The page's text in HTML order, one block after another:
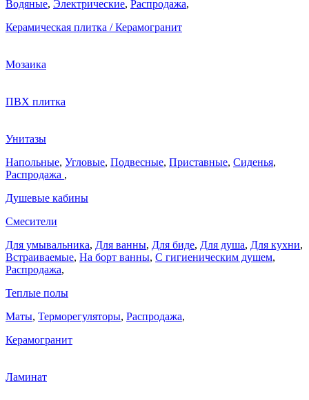
Водяные, Электрические, Распродажа,
Керамическая плитка / Керамогранит
Мозаика
ПВХ плитка
Унитазы
Напольные, Угловые, Подвесные, Приставные, Сиденья,
Распродажа ,
Душевые кабины
Смесители
Для умывальника, Для ванны, Для биде, Для душа, Для кухни,
Встраиваемые, На борт ванны, C гигиеническим душем,
Распродажа,
Теплые полы
Маты, Терморегуляторы, Распродажа,
Керамогранит
Ламинат